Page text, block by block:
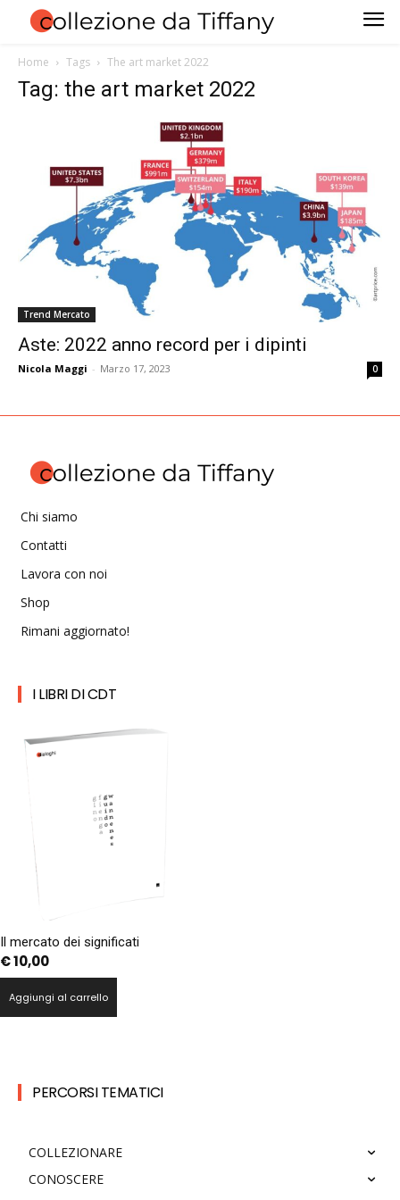
Home Tags The art market 2022
Tag: the art market 2022
Trend Mercato
Aste: 2022 anno record per i dipinti
Nicola Maggi - Marzo 17, 2023 0
Chi siamo
Contatti
Lavora con noi
Shop
Rimani aggiornato!
I LIBRI DI CDT
Il mercato dei significati
€10,00
Aggiungi al carrello
PERCORSI TEMATICI
COLLEZIONARE
CONOSCERE